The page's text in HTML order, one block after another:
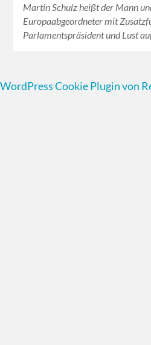
Martin Schulz heißt der Mann
Europaabgeordneter mit
Parlamentspräsident und Lust
WordPress Cookie Plugin von